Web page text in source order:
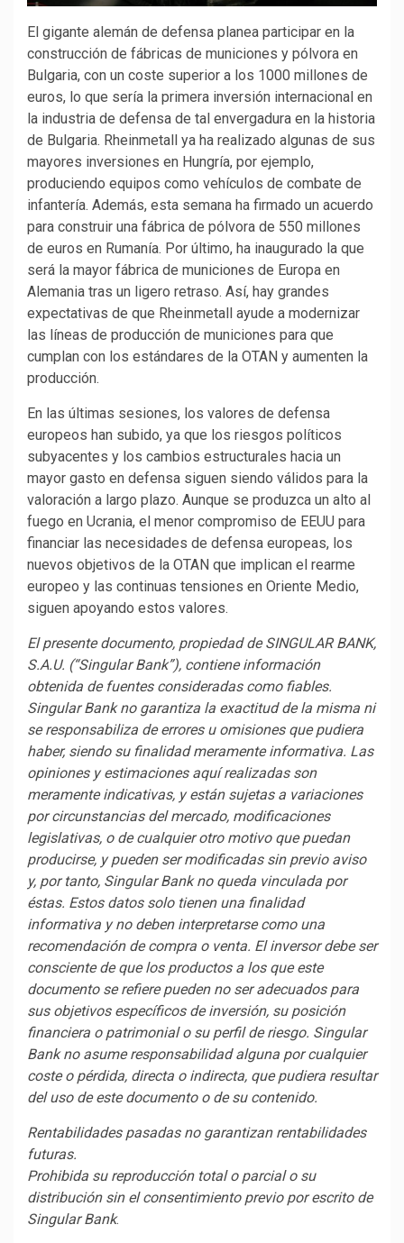
El gigante alemán de defensa planea participar en la
construcción de fábricas de municiones y pólvora en
Bulgaria, con un coste superior a los 1000 millones de
euros, lo que sería la primera inversión internacional en
la industria de defensa de tal envergadura en la historia
de Bulgaria. Rheinmetall ya ha realizado algunas de sus
mayores inversiones en Hungría, por ejemplo,
produciendo equipos como vehículos de combate de
infantería. Además, esta semana ha firmado un acuerdo
para construir una fábrica de pólvora de 550 millones
de euros en Rumanía. Por último, ha inaugurado la que
será la mayor fábrica de municiones de Europa en
Alemania tras un ligero retraso. Así, hay grandes
expectativas de que Rheinmetall ayude a modernizar
las líneas de producción de municiones para que
cumplan con los estándares de la OTAN y aumenten la
producción.
En las últimas sesiones, los valores de defensa
europeos han subido, ya que los riesgos políticos
subyacentes y los cambios estructurales hacia un
mayor gasto en defensa siguen siendo válidos para la
valoración a largo plazo. Aunque se produzca un alto al
fuego en Ucrania, el menor compromiso de EEUU para
financiar las necesidades de defensa europeas, los
nuevos objetivos de la OTAN que implican el rearme
europeo y las continuas tensiones en Oriente Medio,
siguen apoyando estos valores.
El presente documento, propiedad de SINGULAR BANK,
S.A.U. (“Singular Bank”), contiene información
obtenida de fuentes consideradas como fiables.
Singular Bank no garantiza la exactitud de la misma ni
se responsabiliza de errores u omisiones que pudiera
haber, siendo su finalidad meramente informativa. Las
opiniones y estimaciones aquí realizadas son
meramente indicativas, y están sujetas a variaciones
por circunstancias del mercado, modificaciones
legislativas, o de cualquier otro motivo que puedan
producirse, y pueden ser modificadas sin previo aviso
y, por tanto, Singular Bank no queda vinculada por
éstas. Estos datos solo tienen una finalidad
informativa y no deben interpretarse como una
recomendación de compra o venta. El inversor debe ser
consciente de que los productos a los que este
documento se refiere pueden no ser adecuados para
sus objetivos específicos de inversión, su posición
financiera o patrimonial o su perfil de riesgo. Singular
Bank no asume responsabilidad alguna por cualquier
coste o pérdida, directa o indirecta, que pudiera resultar
del uso de este documento o de su contenido.
Rentabilidades pasadas no garantizan rentabilidades
futuras.
Prohibida su reproducción total o parcial o su
distribución sin el consentimiento previo por escrito de
Singular Bank.